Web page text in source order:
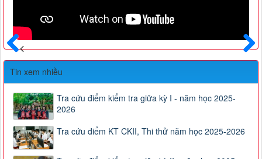
Sau
Trước
Tin xem nhiều
Tra cứu điểm kiểm tra giữa kỳ I - năm học 2025-
2026
Tra cứu điểm KT CKII, Thi thử năm học 2025-2026